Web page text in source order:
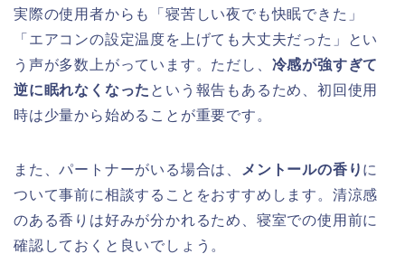
実際の使用者からも「寝苦しい夜でも快眠できた」
「エアコンの設定温度を上げても大丈夫だった」とい
う声が多数上がっています。ただし、 冷感が強すぎて
逆に眠れなくなった という報告もあるため、初回使用
時は少量から始めることが重要です。
また、パートナーがいる場合は、 メントールの香り に
ついて事前に相談することをおすすめします。清涼感
のある香りは好みが分かれるため、寝室での使用前に
確認しておくと良いでしょう。